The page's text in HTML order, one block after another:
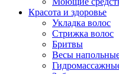
Красота и здоровье
Укладка волос
Стрижка волос
Бритвы
Весы